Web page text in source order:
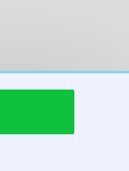
запазени